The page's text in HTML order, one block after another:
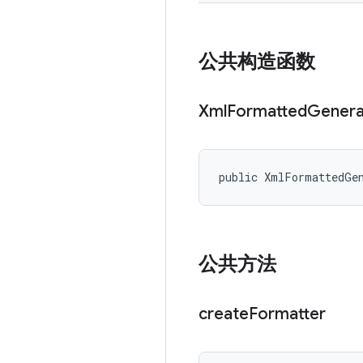
公共构造函数
XmlFormatted
public
公共方法
createFormatter